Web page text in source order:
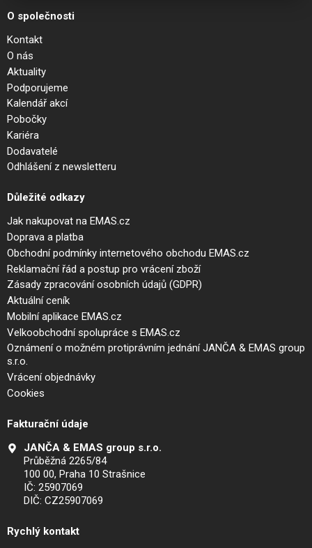
O společnosti
Kontakt
O nás
Aktuality
Podporujeme
Kalendář akcí
Pobočky
Kariéra
Dodavatelé
Odhlášení z newsletteru
Důležité odkazy
Jak nakupovat na EMAS.cz
Doprava a platba
Obchodní podmínky internetového obchodu EMAS.cz
Reklamační řád a postup pro vrácení zboží
Zásady zpracování osobních údajů (GDPR)
Aktuální ceník
Mobilní aplikace EMAS.cz
Velkoobchodní spolupráce s EMAS.cz
Oznámení o možném protiprávním jednání JANČA & EMAS group
s.r.o.
Vrácení objednávky
Cookies
Fakturační údaje
JANČA & EMAS group s.r.o.
Průběžná 2265/84
100 00, Praha 10 Strašnice
IČ: 25907069
DIČ: CZ25907069
Rychlý kontakt